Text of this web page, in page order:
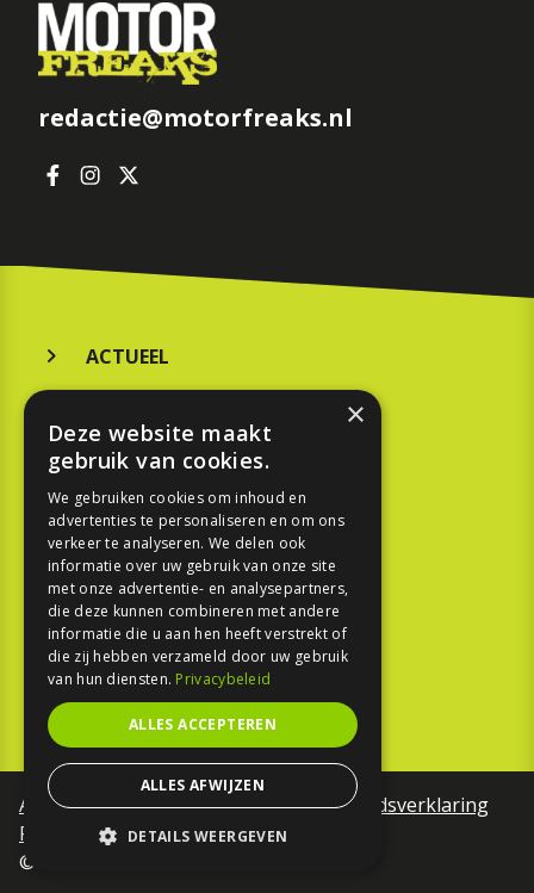
redactie@motorfreaks.nl
ACTUEEL
KOOPGIDS
TESTEN
SPORT
REPORTAGE
TOUREN
NIEUWSBRIEF
Algemene voorwaardenToegankelijkheidsverklaring
Privacy Policy
©Motorfreaks 2026
×
Deze website maakt
gebruik van cookies.
We gebruiken cookies om inhoud en
advertenties te personaliseren en om ons
verkeer te analyseren. We delen ook
informatie over uw gebruik van onze site
met onze advertentie- en analysepartners,
die deze kunnen combineren met andere
informatie die u aan hen heeft verstrekt of
die zij hebben verzameld door uw gebruik
van hun diensten. Privacybeleid
ALLES ACCEPTEREN
ALLES AFWIJZEN
DETAILS WEERGEVEN